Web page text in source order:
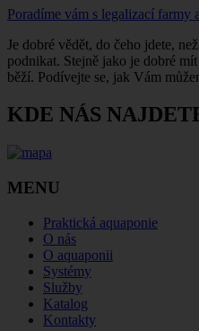
Poradíme vám s legalizací farmy
Je dobré vědět, do čeho jdete,
podnikat. Stejně jako je dobré
běží. Podívejte se, jak Vám
KDE NÁS
MENU
Praktická aquaponie
O nás
O aquaponii
Systémy
Služby
Katalog
Kontakty